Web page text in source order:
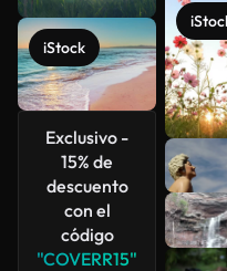
iStock
Exclusivo -
15% de
descuento
con el
código
"COVERR15"